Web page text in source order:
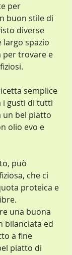
per
buon stile di
diverse
largo spazio
per trovare e
semplice
i gusti di tutti
un bel piatto
olio evo e
può
che ci
proteica e
una buona
bilanciata ed
a fine
piatto di